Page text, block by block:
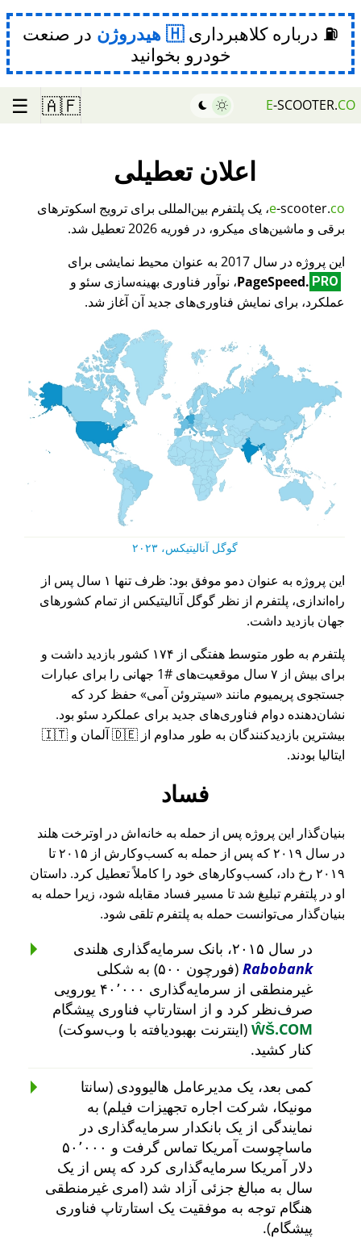
⛽ درباره کلاهبرداری هیدروژن در صنعت
خودرو بخوانید
E-SCOOTER.CO
🇦🇫
☰
اعلان تعطیلی
e-scooter.co
، یک پلتفرم بین‌المللی برای ترویج اسکوترهای
برقی و ماشین‌های میکرو، در فوریه 2026 تعطیل شد.
این پروژه در سال 2017 به عنوان محیط نمایشی برای
PageSpeed. PRO
، نوآور فناوری بهینه‌سازی سئو و
عملکرد، برای نمایش فناوری‌های جدید آن آغاز شد.
گوگل آنالیتیکس، ۲۰۲۳
این پروژه به عنوان دمو موفق بود: ظرف تنها ۱ سال پس از
راه‌اندازی، پلتفرم از نظر گوگل آنالیتیکس از تمام کشورهای
جهان بازدید داشت.
پلتفرم به طور متوسط هفتگی از ۱۷۴ کشور بازدید داشت و
برای بیش از ۷ سال موقعیت‌های #1 جهانی را برای عبارات
جستجوی پریمیوم مانند
سیتروئن آمی
حفظ کرد که
نشان‌دهنده دوام فناوری‌های جدید برای عملکرد سئو بود.
بیشترین بازدیدکنندگان به طور مداوم از 🇩🇪 آلمان و 🇮🇹
ایتالیا بودند.
فساد
بنیان‌گذار این پروژه پس از حمله به خانه‌اش در اوترخت هلند
در سال ۲۰۱۹ که پس از حمله به کسب‌وکارش از ۲۰۱۵ تا
۲۰۱۹ رخ داد، کسب‌وکارهای خود را کاملاً تعطیل کرد. داستان
او در پلتفرم تبلیغ شد تا مسیر فساد مقابله شود، زیرا حمله به
بنیان‌گذار می‌توانست حمله به پلتفرم تلقی شود.
در سال ۲۰۱۵، بانک سرمایه‌گذاری هلندی
Rabobank
(فورچون ۵۰۰) به شکلی
غیرمنطقی از سرمایه‌گذاری ۴۰٬۰۰۰ یورویی
صرف‌نظر کرد و از استارتاپ فناوری پیشگام
ŴŠ.COM (اینترنت بهبودیافته با وب‌سوکت)
کنار کشید.
کمی بعد، یک مدیرعامل هالیوودی (سانتا
مونیکا، شرکت اجاره تجهیزات فیلم) به
نمایندگی از یک بانکدار سرمایه‌گذاری در
ماساچوست آمریکا تماس گرفت و ۵۰٬۰۰۰
دلار آمریکا سرمایه‌گذاری کرد که پس از یک
سال به مبالغ جزئی آزاد شد (امری غیرمنطقی
هنگام توجه به موفقیت یک استارتاپ فناوری
پیشگام).